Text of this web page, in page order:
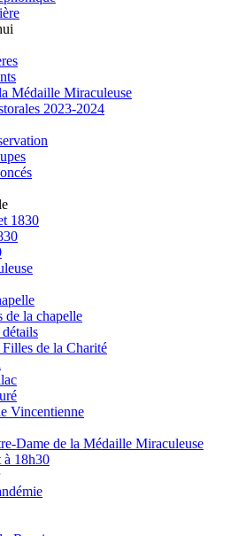
Médaille Miraculeuse
2023-2024
1830
de la chapelle
de la Charité
Vincentienne
Dame de la Médaille Miraculeuse
à 18h30